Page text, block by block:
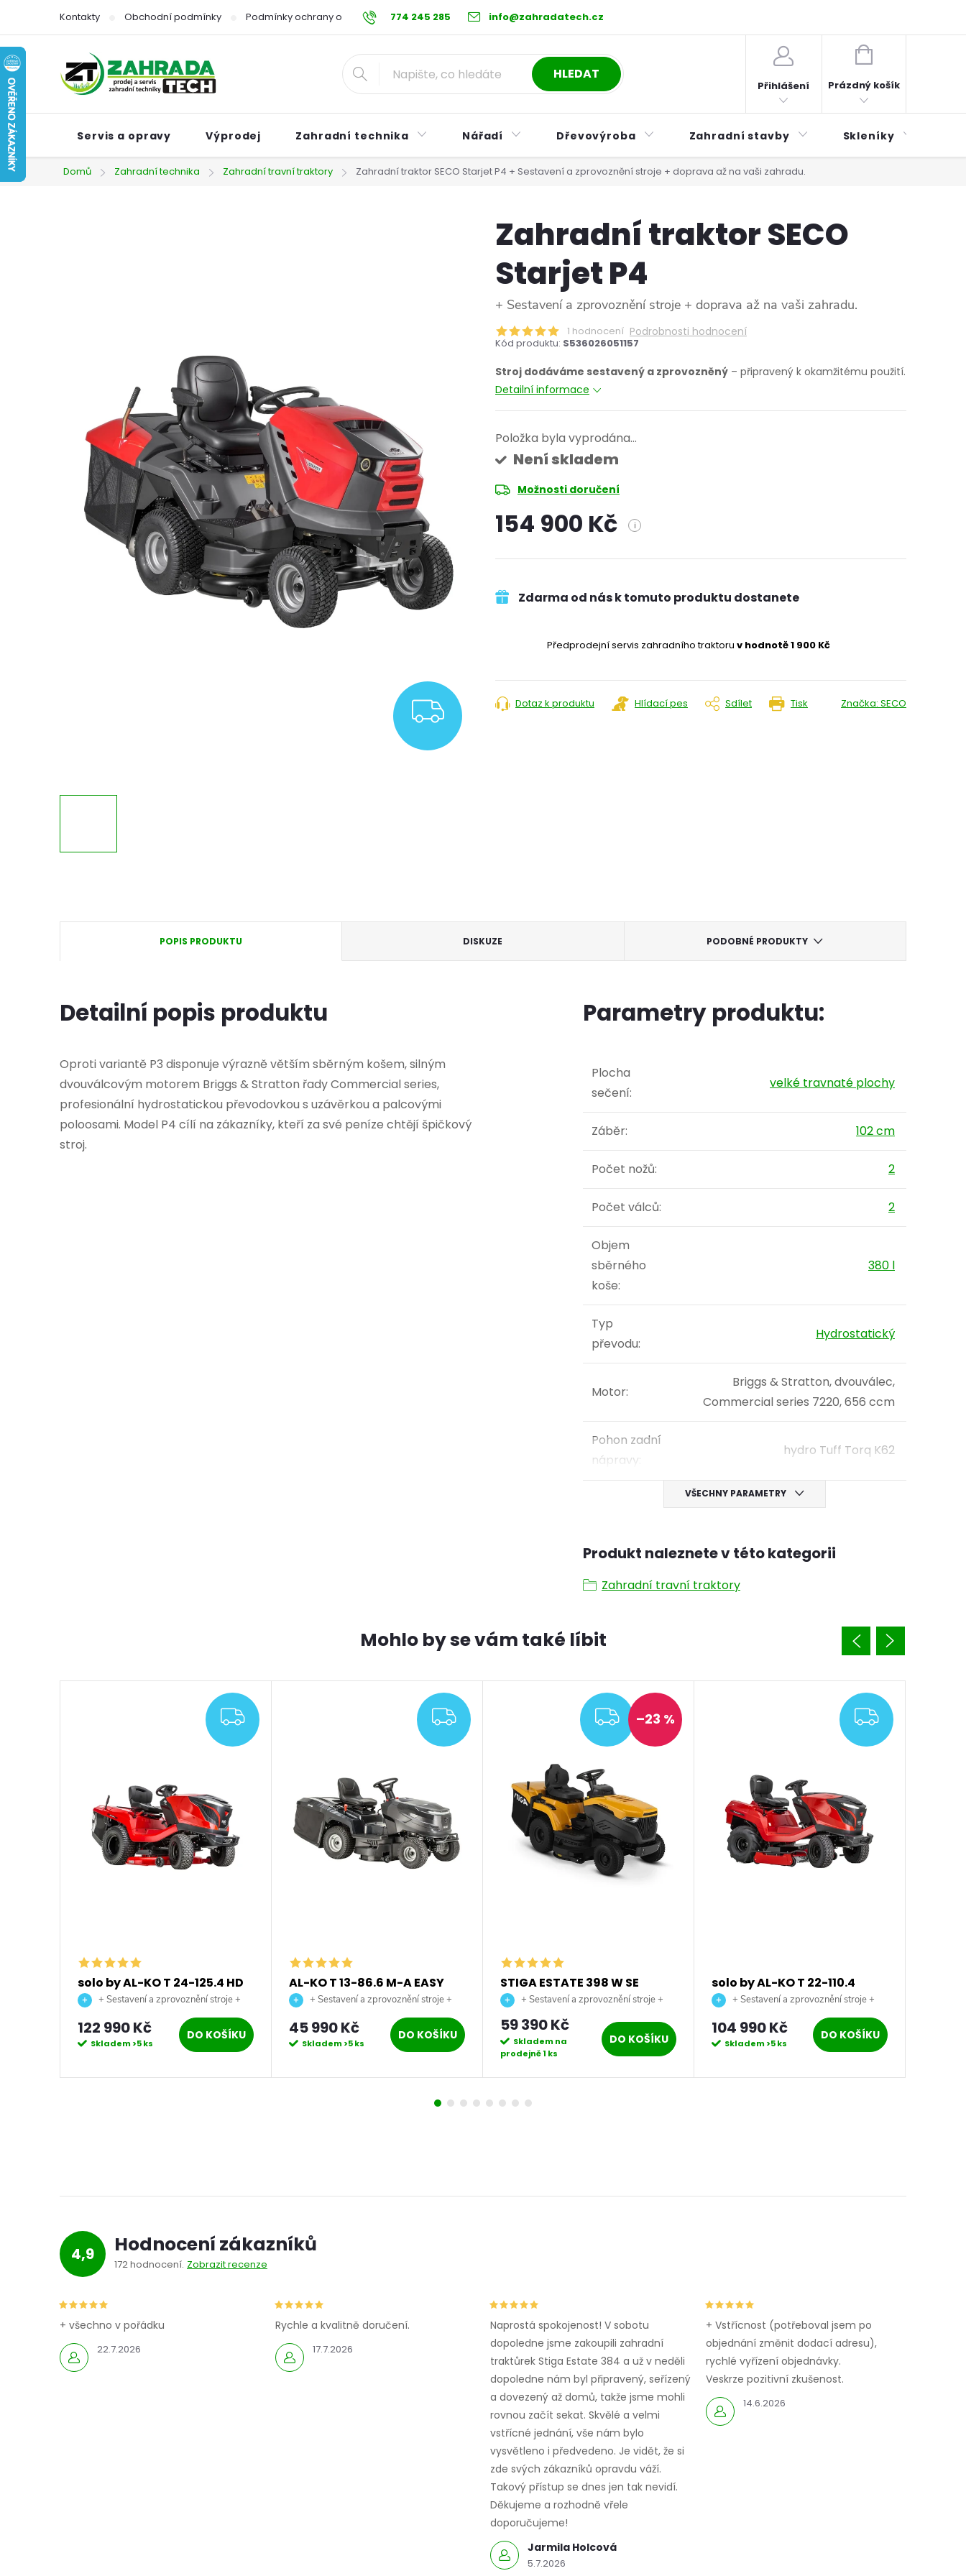
obsah
774 245 285 info@zahradatech.cz
Kontakty Obchodní podmínky Podmínky ochrany osobních údajů Reklamační řád Postup při nákupu na splátky ESSOX
HLEDAT
Přihlášení
NÁKUPNÍ
Prázdný košík
Servis a opravy Výprodej Zahradní technika Nářadí Dřevovýroba Zahradní stavby Skleníky
Domů Zahradní technika Zahradní travní traktory Zahradní traktor SECO Starjet P4 + Sestavení a zprovoznění stroje + doprava až na vaši zahradu.
ZDARMA
Zahradní traktor SECO
Starjet P4
+ Sestavení a zprovoznění stroje + doprava až na vaši zahradu.
1 hodnocení Podrobnosti hodnocení
Kód produktu: S536026051157
Stroj dodáváme sestavený a zprovozněný – připravený k okamžitému použití.
Detailní informace
Položka byla vyprodána…
Není skladem
Možnosti doručení
154 900 Kč i
cena:
Zdarma od nás k tomuto produktu dostanete
Předprodejní servis zahradního traktoru v hodnotě 1 900 Kč
Tisk
Dotaz k produktu Hlídací pes Sdílet Značka: SECO
POPIS PRODUKTU DISKUZE PODOBNÉ PRODUKTY
Detailní popis produktu
Oproti variantě P3 disponuje výrazně větším sběrným košem, silným
dvouválcovým motorem Briggs & Stratton řady Commercial series,
profesionální hydrostatickou převodovkou s uzávěrkou a palcovými
poloosami. Model P4 cílí na zákazníky, kteří za své peníze chtějí špičkový
stroj.
Parametry produktu:
Plocha
sečení:
velké travnaté plochy
Záběr: 102 cm
Počet nožů: 2
Počet válců: 2
Objem
sběrného
koše:
380 l
Typ
převodu:
Hydrostatický
Motor:
Briggs & Stratton, dvouválec,
Commercial series 7220, 656 ccm
Pohon zadní
nápravy:
hydro Tuff Torq K62
VŠECHNY PARAMETRY
Produkt naleznete v této kategorii
Zahradní travní traktory
ZDARMA
solo by AL-KO T 24-125.4 HD
V2 Premium benzínový
zahradní traktor
+ Sestavení a zprovoznění stroje +
doprava až na vaši zahradu.
122 990 Kč
Skladem>5 ks
DO KOŠÍKU
ZDARMA
AL-KO T 13-86.6 M-A EASY
benzínový zahradní traktor
+ Sestavení a zprovoznění stroje +
doprava až na vaši zahradu.
45 990 Kč
Skladem>5 ks
DO KOŠÍKU
ZDARMA
–23 %
STIGA ESTATE 398 W SE
zahradní traktor
+ Sestavení a zprovoznění stroje +
doprava až na vaši zahradu.
59 390 Kč
Skladem na
prodejně1 ks
DO KOŠÍKU
ZDARMA
solo by AL-KO T 22-110.4
HDH-A V2 Premium
benzínový zahradní traktor
+ Sestavení a zprovoznění stroje +
doprava až na vaši zahradu.
104 990 Kč
Skladem>5 ks
DO KOŠÍKU
4,9 Hodnocení zákazníků
172 hodnocení Zobrazit recenze
22.7.2026
+ všechno v pořádku
17.7.2026
Rychle a kvalitně doručení.
Jarmila Holcová
5.7.2026
Naprostá spokojenost! V sobotu
dopoledne jsme zakoupili zahradní
traktůrek Stiga Estate 384 a už v neděli
dopoledne nám byl připravený, seřízený
a dovezený až domů, takže jsme mohli
rovnou začít sekat. Skvělé a velmi
vstřícné jednání, vše nám bylo
vysvětleno i předvedeno. Je vidět, že si
zde svých zákazníků opravdu váží.
Takový přístup se dnes jen tak nevidí.
Děkujeme a rozhodně vřele
doporučujeme!
14.6.2026
+ Vstřícnost (potřeboval jsem po
objednání změnit dodací adresu),
rychlé vyřízení objednávky.
Veskrze pozitivní zkušenost.